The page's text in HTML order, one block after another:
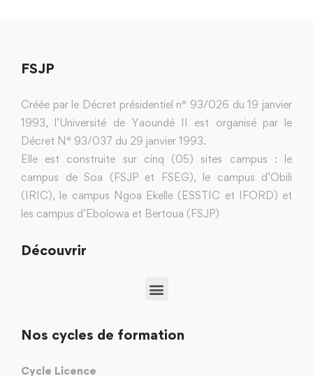
FSJP
Créée par le Décret présidentiel n° 93/026 du 19 janvier
1993, l’Université de Yaoundé II est organisé par le
Décret N° 93/037 du 29 janvier 1993.
Elle est construite sur cinq (05) sites campus : le
campus de Soa (FSJP et FSEG), le campus d’Obili
(IRIC), le campus Ngoa Ekelle (ESSTIC et IFORD) et
les campus d’Ebolowa et Bertoua (FSJP)
Découvrir
Nos cycles de formation
Cycle Licence